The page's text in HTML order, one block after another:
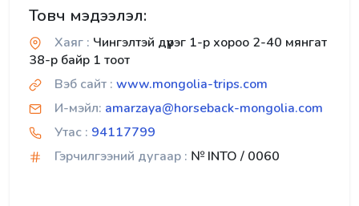
Товч мэдээлэл:
Хаяг : Чингэлтэй дүүрэг 1-р хороо 2-40 мянгат
38-р байр 1 тоот
Вэб сайт : www.mongolia-trips.com
И-мэйл: amarzaya@horseback-mongolia.com
Утас : 94117799
Гэрчилгээний дугаар : № INTO / 0060